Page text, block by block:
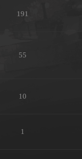
191
55
10
1